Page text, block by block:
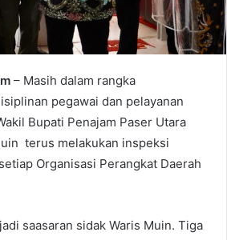
– Masih dalam rangka
pegawai dan pelayanan
Bupati Penajam Paser Utara
terus melakukan inspeksi
Organisasi Perangkat Daerah
saasaran sidak Waris Muin. Tiga